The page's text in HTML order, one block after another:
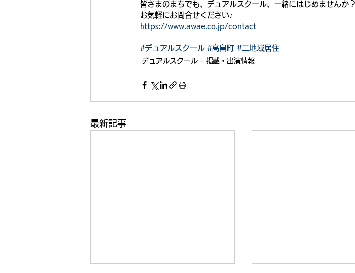
皆さまのまちでも、デュアルスクール、一緒にはじめませんか？
お気軽にお問合せください♪
https://www.awae.co.jp/contact
#デュアルスクール #高畠町 #二地域居住
デュアルスクール 掲載・出演情報
最新記事